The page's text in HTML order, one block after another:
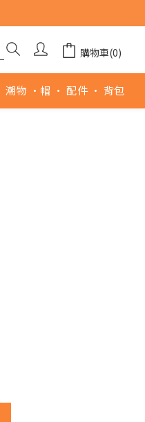
購物車(0)
潮物 ·帽 · 配件 · 背包